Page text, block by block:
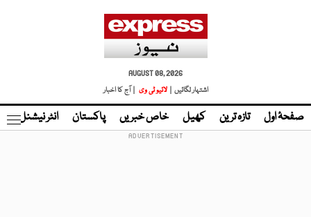
AUGUST 08, 2026
اشتہار لگائیں |
لائیو ٹی وی | آج کا اخبار
صفحۂ اول تازہ ترین کھیل خاص خبریں پاکستان انٹر نیشنل